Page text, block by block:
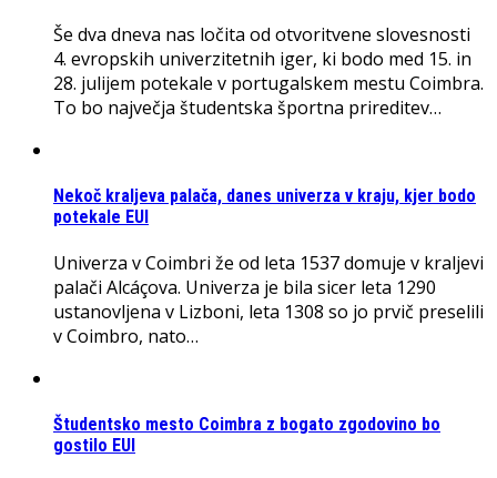
Še dva dneva nas ločita od otvoritvene slovesnosti
4. evropskih univerzitetnih iger, ki bodo med 15. in
28. julijem potekale v portugalskem mestu Coimbra.
To bo največja študentska športna prireditev…
Nekoč kraljeva palača, danes univerza v kraju, kjer bodo
potekale EUI
Univerza v Coimbri že od leta 1537 domuje v kraljevi
palači Alcáçova. Univerza je bila sicer leta 1290
ustanovljena v Lizboni, leta 1308 so jo prvič preselili
v Coimbro, nato…
Študentsko mesto Coimbra z bogato zgodovino bo
gostilo EUI